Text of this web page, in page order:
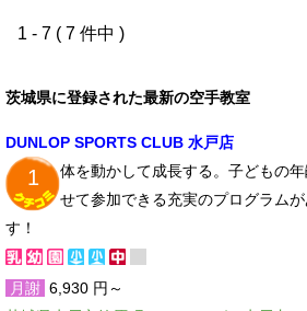
1 - 7 ( 7 件中 )
茨城県に登録された最新の空手教室
DUNLOP SPORTS CLUB 水戸店
1
体を動かして成長する。子どもの
せて参加できる充実のプログラムが
す！
月謝 6,930 円～